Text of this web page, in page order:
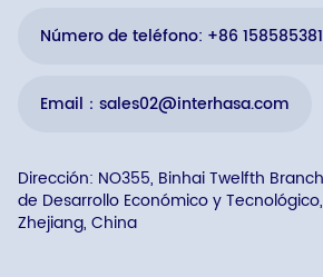
Número de teléfono: +86
Email：sales02@interhasa.com
Dirección: NO355, Binhai Twelfth
de Desarrollo Económico y
Zhejiang, China